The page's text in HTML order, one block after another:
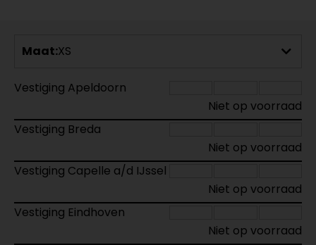
Maat:XS
Vestiging Apeldoorn
Niet op voorraad
Vestiging Breda
Niet op voorraad
Vestiging Capelle a/d IJssel
Niet op voorraad
Vestiging Eindhoven
Niet op voorraad